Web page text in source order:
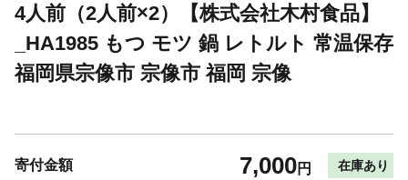
4人前（2人前×2）【株式会社木村食品】
_HA1985 もつ モツ 鍋 レトルト 常温保存
福岡県宗像市 宗像市 福岡 宗像
寄付金額 7,000円 在庫あり